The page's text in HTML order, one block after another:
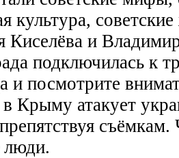
культура,
Киселёва и
подключилась к
и посмотрите
Крыму атакует
съёмкам.
люди.